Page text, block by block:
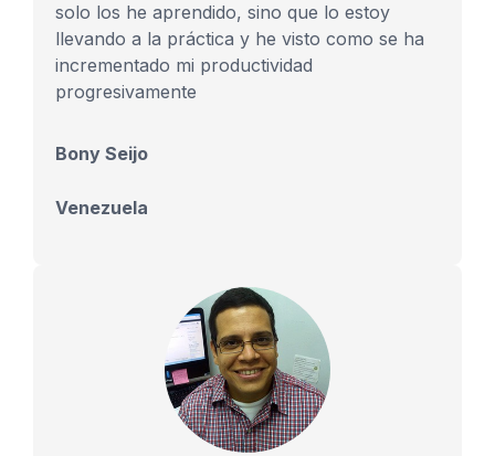
solo los he aprendido, sino que lo estoy
llevando a la práctica y he visto como se ha
incrementado mi productividad
progresivamente
Bony Seijo
Venezuela